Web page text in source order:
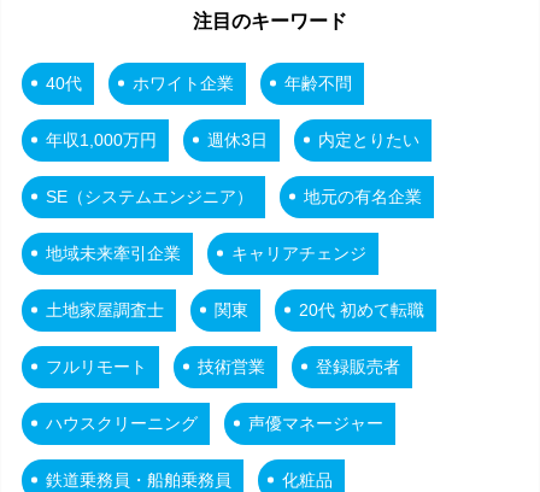
注目のキーワード
40代 ホワイト企業 年齢不問
年収1,000万円 週休3日 内定とりたい
SE（システムエンジニア） 地元の有名企業
地域未来牽引企業 キャリアチェンジ
土地家屋調査士 関東 20代 初めて転職
フルリモート 技術営業 登録販売者
ハウスクリーニング 声優マネージャー
鉄道乗務員・船舶乗務員 化粧品